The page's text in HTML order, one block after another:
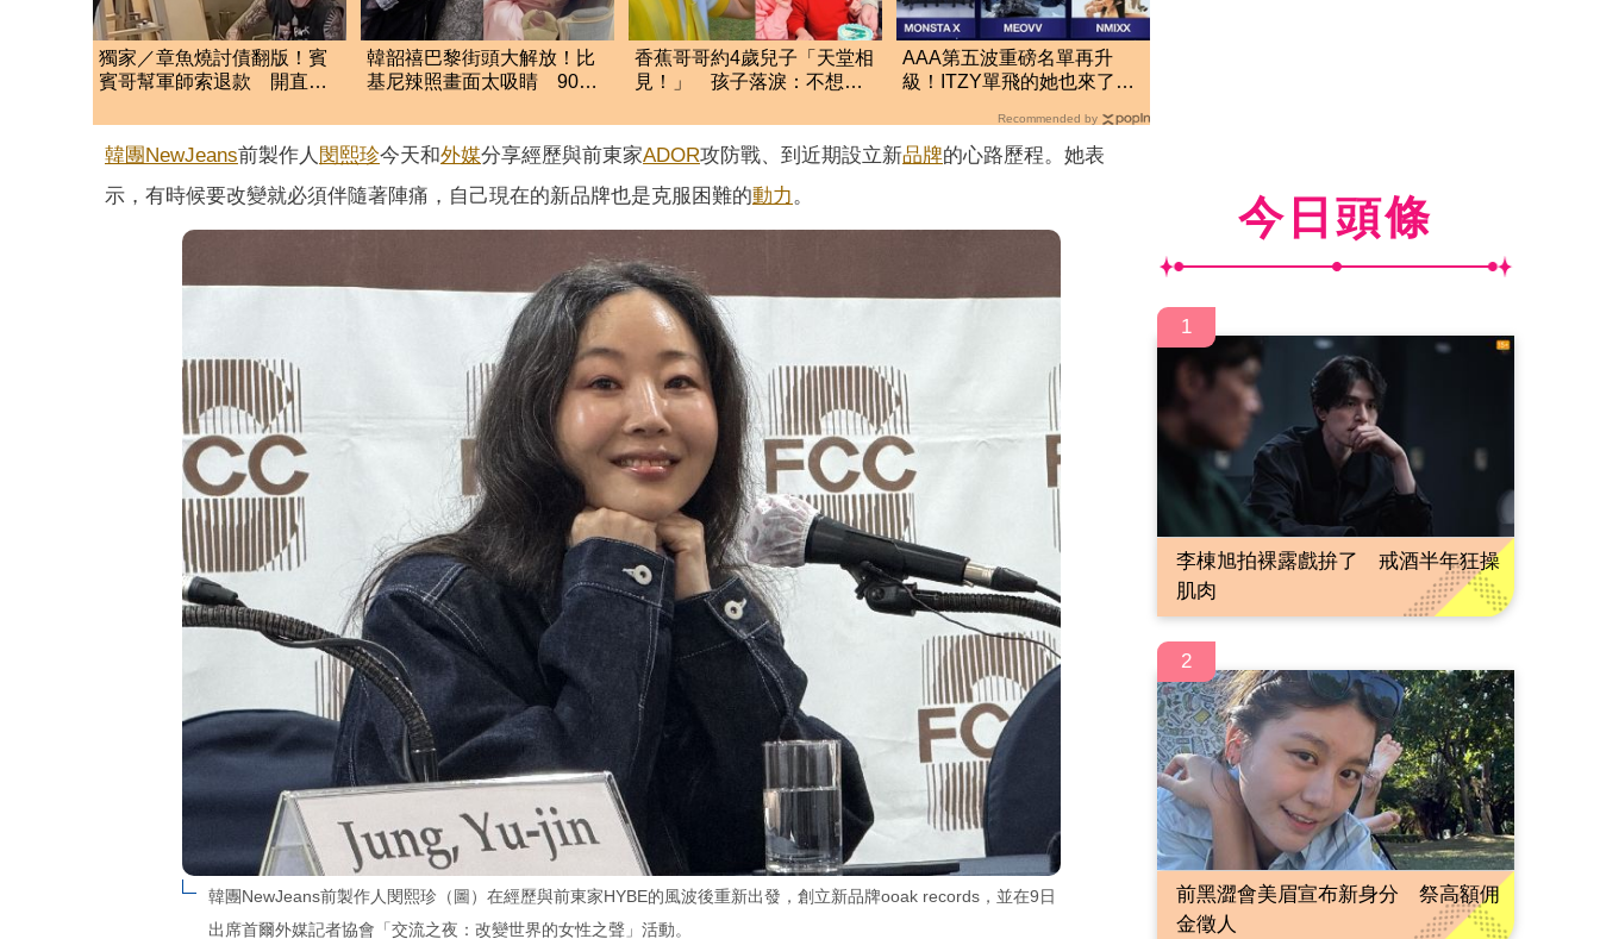
獨家／章魚燒討債翻版！賓
賓哥幫軍師索退款 開直播
韓韶禧巴黎街頭大解放！比
基尼辣照畫面太吸睛 90萬
香蕉哥哥約4歲兒子「天堂相
見！」 孩子落淚：不想爸
AAA第五波重磅名單再升
級！ITZY單飛的她也來了
Recommended by
韓團NewJeans前製作人 閔熙珍今天和外媒分享經歷與前東家ADOR攻防戰、到近期設立新品牌的心路歷程。她表
示，有時候要改變就必須伴隨著陣痛，自己現在的新品牌也是克服困難的動力。
韓團NewJeans前製作人閔熙珍（圖）在經歷與前東家HYBE的風波後重新出發，創立新品牌ooak records，並在9日
出席首爾外媒記者協會「交流之夜：改變世界的女性之聲」活動。
今日頭條
1
李棟旭拍裸露戲拚了 戒酒半年狂操
肌肉
2
前黑澀會美眉宣布新身分 祭高額佣
金徵人